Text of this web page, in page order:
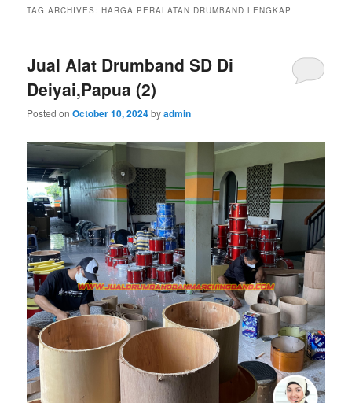
TAG ARCHIVES:HARGA PERALATAN DRUMBAND LENGKAP
Jual Alat Drumband SD Di
Deiyai,Papua (2)
Posted onOctober 10, 2024byadmin